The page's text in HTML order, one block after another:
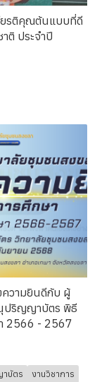
กียรติคุณต้นแบบที่ดี
ติ ประจำปี
ความยินดีกับ ผู้
นุปริญญาบัตร พิธี
2566 - 2567
าบัตร งานวิชาการ